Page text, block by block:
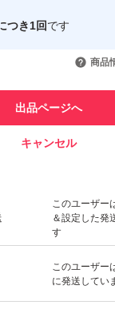
引を完了させ
での取引実績
このユーザー
＆設定した発
す
このユーザー
に発送してい
つき1回です
商品
出品ページへ
キャンセル